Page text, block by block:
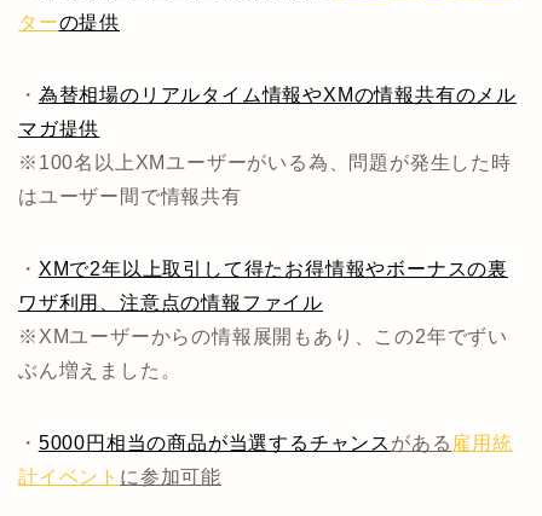
ターの提供
・ 為替相場のリアルタイム情報やXMの情報共有のメル
マガ提供
※100名以上XMユーザーがいる為、問題が発生した時
はユーザー間で情報共有
・ XMで2年以上取引して得たお得情報やボーナスの裏
ワザ利用、注意点の情報ファイル
※XMユーザーからの情報展開もあり、この2年でずい
ぶん増えました。
・ 5000円相当の商品が当選するチャンス がある 雇用統
計イベント に参加可能